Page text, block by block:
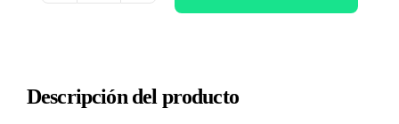
PROFESIONAL
Descripción del producto